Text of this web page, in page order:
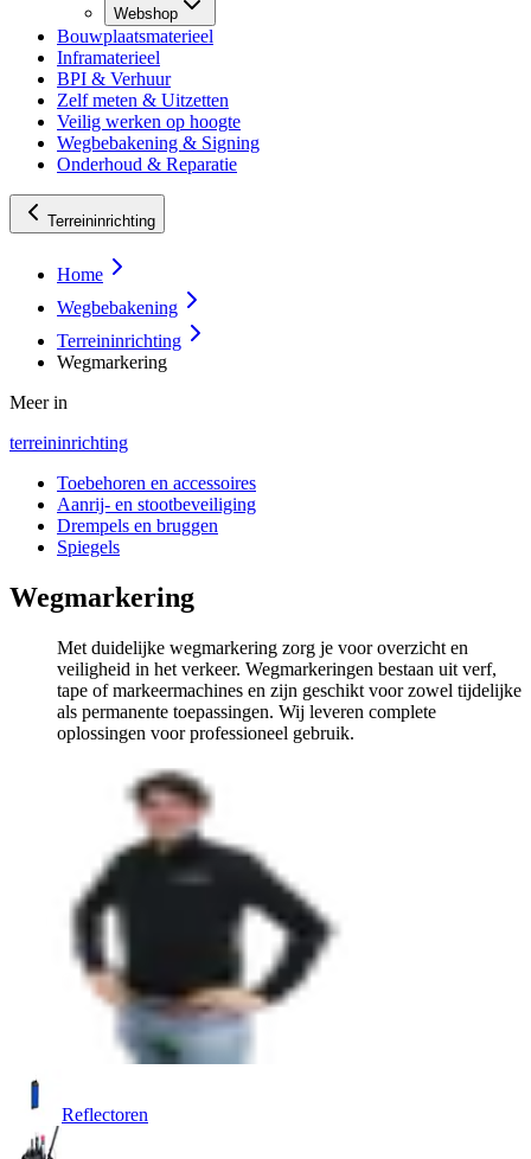
Webshop
Bouwplaatsmaterieel
Inframaterieel
BPI & Verhuur
Zelf meten & Uitzetten
Veilig werken op hoogte
Wegbebakening & Signing
Onderhoud & Reparatie
Terreininrichting
Home
Wegbebakening
Terreininrichting
Wegmarkering
Meer in
terreininrichting
Toebehoren en accessoires
Aanrij- en stootbeveiliging
Drempels en bruggen
Spiegels
Wegmarkering
Met duidelijke wegmarkering zorg je voor overzicht en
veiligheid in het verkeer. Wegmarkeringen bestaan uit verf,
tape of markeermachines en zijn geschikt voor zowel tijdelijke
als permanente toepassingen. Wij leveren complete
oplossingen voor professioneel gebruik.
Reflectoren